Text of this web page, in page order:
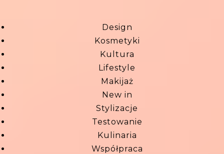
Design
Kosmetyki
Kultura
Lifestyle
Makijaż
New in
Stylizacje
Testowanie
Kulinaria
Współpraca